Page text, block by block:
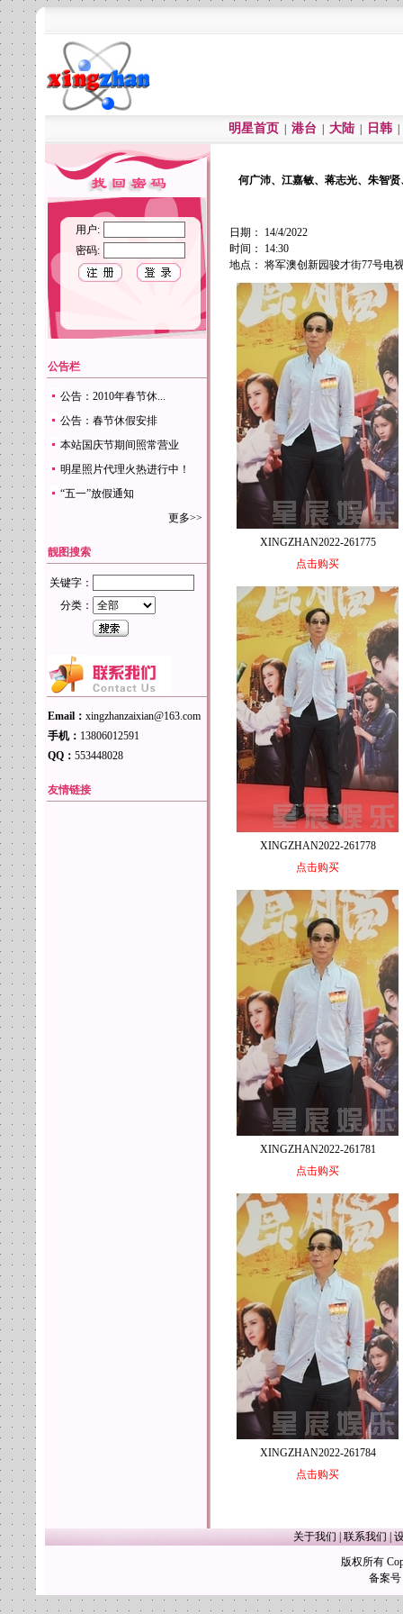
明星首页 港台 大陆 日韩
用户:
密码:
公告栏
公告：2010年春节休...
公告：春节休假安排
本站国庆节期间照常营业
明星照片代理火热进行中！
“五一”放假通知
更多>>
靓图搜索
关键字：
分类：
Email： xingzhanzaixian@163.com
手机： 13806012591
QQ： 553448028
友情链接
何广沛、江嘉敏、蒋志光、朱智
日期： 14/4/2022
时间： 14:30
地点： 将军澳创新园骏才街77号电
XINGZHAN2022-261775
点击购买
XINGZHAN2022-261778
点击购买
XINGZHAN2022-261781
点击购买
XINGZHAN2022-261784
点击购买
关于我们 联系我们
版权所有
备案号